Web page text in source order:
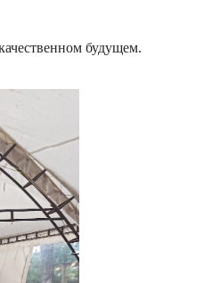
будущем.